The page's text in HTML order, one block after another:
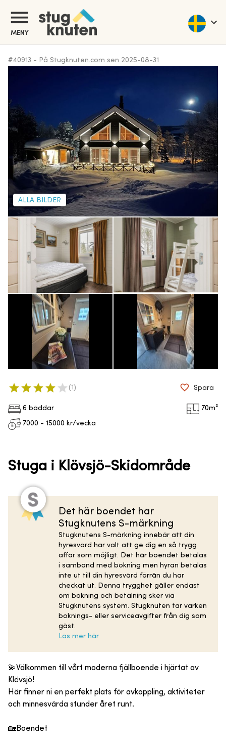
MENY
#40913 - På Stugknuten.com sen 2025-08-31
ALLA BILDER
6 bäddar 70m²
7000 - 15000 kr/vecka
( 1 ) Spara
Stuga i Klövsjö-Skidområde
Det här boendet har
Stugknutens S-märkning
Stugknutens S-märkning innebär att din
hyresvärd har valt att ge dig en så trygg
affär som möjligt. Det här boendet betalas
i samband med bokning men hyran betalas
inte ut till din hyresvärd förrän du har
checkat ut. Denna trygghet gäller endast
om bokning och betalning sker via
Stugknutens system. Stugknuten tar varken
boknings- eller serviceavgifter från dig som
gäst.
Läs mer här
💫Välkommen till vårt moderna fjällboende i hjärtat av
Klövsjö!
Här finner ni en perfekt plats för avkoppling, aktiviteter
och minnesvärda stunder året runt.
🏡Boendet